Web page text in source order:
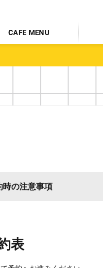
CAFE MENU
時の注意事項
表